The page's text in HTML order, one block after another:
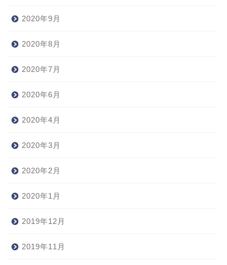
2020年9月
2020年8月
2020年7月
2020年6月
2020年4月
2020年3月
2020年2月
2020年1月
2019年12月
2019年11月